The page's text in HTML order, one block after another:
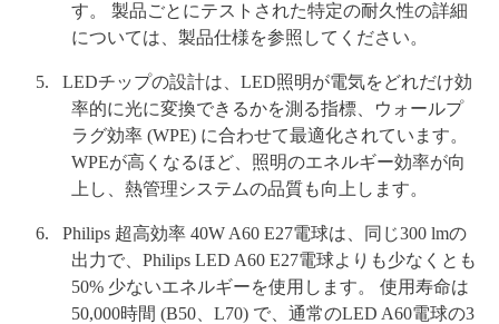
す。 製品ごとにテストされた特定の耐久性の詳細
については、製品仕様を参照してください。
LEDチップの設計は、LED照明が電気をどれだけ効
率的に光に変換できるかを測る指標、ウォールプ
ラグ効率 (WPE) に合わせて最適化されています。
WPEが高くなるほど、照明のエネルギー効率が向
上し、熱管理システムの品質も向上します。
Philips 超高効率 40W A60 E27電球は、同じ300 lmの
出力で、Philips LED A60 E27電球よりも少なくとも
50% 少ないエネルギーを使用します。 使用寿命は
50,000時間 (B50、L70) で、通常のLED A60電球の3